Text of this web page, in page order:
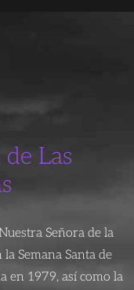
Las
Señora de la
Semana Santa de
en 1979, así como la